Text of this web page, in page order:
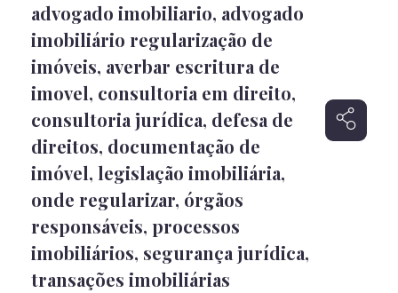
advogado imobiliario, advogado
imobiliário regularização de
imóveis, averbar escritura de
imovel, consultoria em direito,
consultoria jurídica, defesa de
direitos, documentação de
imóvel, legislação imobiliária,
onde regularizar, órgãos
responsáveis, processos
imobiliários, segurança jurídica,
transações imobiliárias